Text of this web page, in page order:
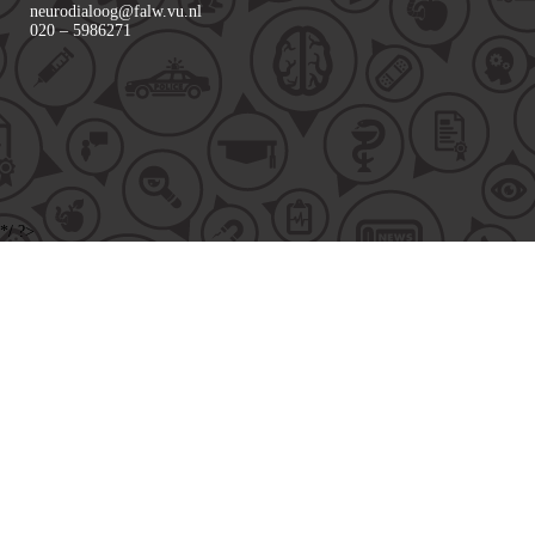
neurodialoog@falw.vu.nl
020 – 5986271
*/ ?>